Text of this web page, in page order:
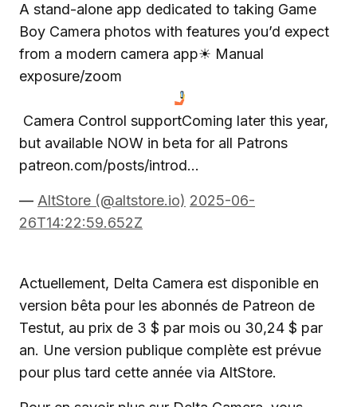
A stand-alone app dedicated to taking Game
Boy Camera photos with features you’d expect
from a modern camera app☀ Manual
exposure/zoom
Camera Control supportComing later this year,
but available NOW in beta for all Patrons
patreon.com/posts/introd…
— AltStore (@altstore.io) 2025-06-
26T14:22:59.652Z
Actuellement, Delta Camera est disponible en
version bêta pour les abonnés de Patreon de
Testut, au prix de 3 $ par mois ou 30,24 $ par
an. Une version publique complète est prévue
pour plus tard cette année via AltStore.